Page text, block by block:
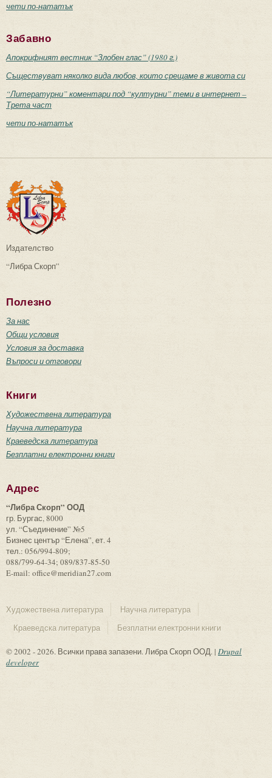
чети по-нататък
Забавно
Апокрифният вестник “Злобен глас” (1980 г.)
Съществуват няколко вида любов, които срещаме в живота си
“Литературни” коментари под “културни” теми в интернет –
Трета част
чети по-нататък
Издателство
“Либра Скорп”
Полезно
За нас
Общи условия
Условия за доставка
Въпроси и отговори
Книги
Художествена литература
Научна литература
Краеведска литература
Безплатни електронни книги
Адрес
“Либра Скорп” ООД
гр. Бургас, 8000
ул. “Съединение” №5
Бизнес център “Елена”, ет. 4
тел.: 056/994-809;
088/799-64-34; 089/837-85-50
E-mail: office@meridian27.com
Художествена литература
Научна литература
Краеведска литература
Безплатни електронни книги
© 2002 - 2026. Всички права запазени. Либра Скорп ООД. | Drupal
developer